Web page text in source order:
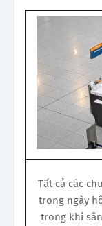
Tất cả các
trong ngày
trong khi